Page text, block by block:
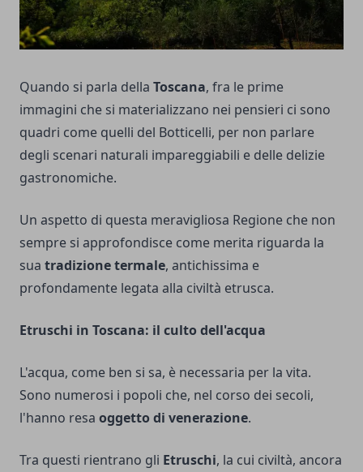
Quando si parla della Toscana, fra le prime
immagini che si materializzano nei pensieri ci sono
quadri come quelli del Botticelli, per non parlare
degli scenari naturali impareggiabili e delle delizie
gastronomiche.
Un aspetto di questa meravigliosa Regione che non
sempre si approfondisce come merita riguarda la
sua tradizione termale, antichissima e
profondamente legata alla civiltà etrusca.
Etruschi in Toscana: il culto dell'acqua
L'acqua, come ben si sa, è necessaria per la vita.
Sono numerosi i popoli che, nel corso dei secoli,
l'hanno resa oggetto di venerazione.
Tra questi rientrano gli Etruschi, la cui civiltà, ancora